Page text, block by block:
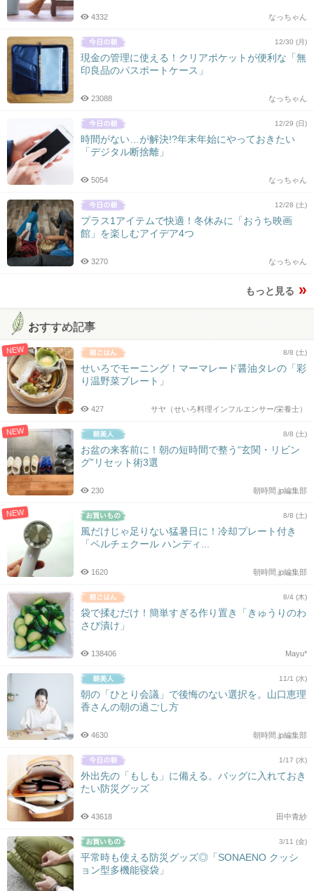
なっちゃん
4332
12/30 (月)
現金の管理に使える！クリアポケットが便利な「無
印良品のパスポートケース」
なっちゃん
23088
12/29 (日)
時間がない…が解決!?年末年始にやっておきたい
「デジタル断捨離」
なっちゃん
5054
12/28 (土)
プラス1アイテムで快適！冬休みに「おうち映画
館」を楽しむアイデア4つ
なっちゃん
3270
もっと見る
おすすめ記事
NEW 8/8 (土)
せいろでモーニング！マーマレード醤油タレの「彩
り温野菜プレート」
サヤ（せいろ料理インフルエンサー/栄養士）
427
NEW 8/8 (土)
お盆の来客前に！朝の短時間で整う“玄関・リビン
グ”リセット術3選
朝時間.jp編集部
230
NEW 8/8 (土)
風だけじゃ足りない猛暑日に！冷却プレート付き
「ペルチェクール ハンディ...
朝時間.jp編集部
1620
8/4 (木)
袋で揉むだけ！簡単すぎる作り置き「きゅうりのわ
さび漬け」
Mayu*
138406
11/1 (水)
朝の「ひとり会議」で後悔のない選択を。山口恵理
香さんの朝の過ごし方
朝時間.jp編集部
4630
1/17 (水)
外出先の「もしも」に備える。バッグに入れておき
たい防災グッズ
田中青紗
43618
3/11 (金)
平常時も使える防災グッズ◎「SONAENO クッシ
ョン型多機能寝袋」